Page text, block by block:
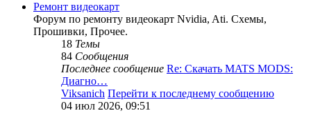
Ремонт видеокарт
Форум по ремонту видеокарт Nvidia, Ati. Схемы,
Прошивки, Прочее.
18 Темы
84 Сообщения
Последнее сообщение Re: Скачать MATS MODS:
Диагно…
Viksanich Перейти к последнему сообщению
04 июл 2026, 09:51